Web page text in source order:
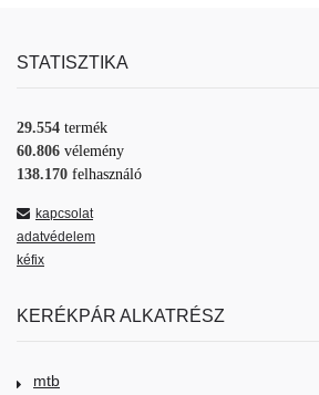
STATISZTIKA
29.554 termék
60.806 vélemény
138.170 felhasználó
kapcsolat
adatvédelem
kéfix
KERÉKPÁR ALKATRÉSZ
mtb